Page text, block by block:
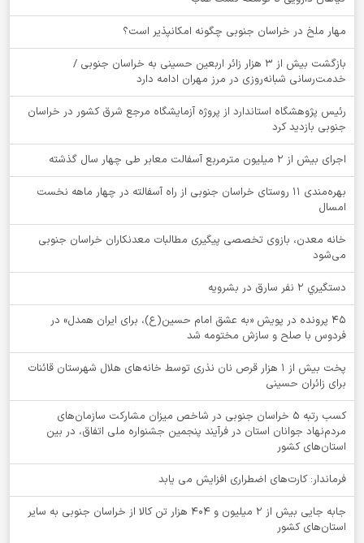
‌مهار ملخ در خراسان جنوبی چگونه امکانپذیر است؟
بازگشت بیش از ۳ هزار زائر اربعین حسینی به خراسان جنوبی /
خدمت‌رسانی شبانه‌روزی در مرز مهران ادامه دارد
رئیس پژوهشگاه استاندارد از پروژه آزمایشگاه مرجع شرق کشور در خراسان
جنوبی بازدید کرد
اجرای بیش از ۲ میلیون مترمربع آسفالت معابر طی چهار سال گذشته
بهره‌مندی ۱۱ روستای خراسان جنوبی از راه آسفالته در چهار ماهه نخست
امسال
خانه معدن، بازوی تخصصی پیگیری مطالبات معدنکاران خراسان جنوبی
می‌شود
دستگيري 2 نفر سارق در بشرويه
۴۵ پرونده در پویش «به عشق امام حسین(ع)، برای ایران همدل» در
فردوس با صلح و سازش مختومه شد
پخت بیش از 1 هزار قرص نان نذری توسط خانه‌های هلال شهرستان قائنات
برای زائران حسینی
کسب رتبه ۵ خراسان جنوبی در شاخص میزان مشارکت سازمان‌های
مردم‌نهاد جوانان استان در فرآیند پنجمین جشنواره ملی اتفاق، در بین
استان‌های کشور
فرماندار: کارت‌های اضطراری افزایش می یابد
جابه جایی بیش از 2 میلیون و 404 هزار تن کالا از خراسان جنوبی به سایر
استان‌های کشور